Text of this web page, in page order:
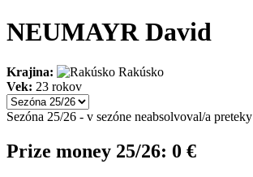
NEUMAYR David
Krajina:
Rakúsko
Vek: 23 rokov
Sezóna 25/26 - v sezóne neabsolvoval/a preteky
Prize money 25/26: 0 €